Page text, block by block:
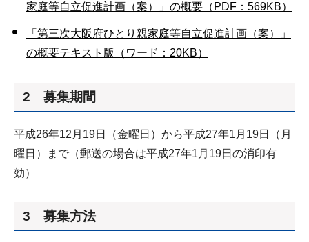
家庭等自立促進計画（案）」の概要（PDF：569KB）
「第三次大阪府ひとり親家庭等自立促進計画（案）」
の概要テキスト版（ワード：20KB）
2 募集期間
平成26年12月19日（金曜日）から平成27年1月19日（月
曜日）まで（郵送の場合は平成27年1月19日の消印有
効）
3 募集方法